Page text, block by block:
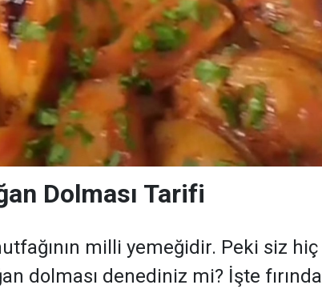
Dolması Tarifi
milli yemeğidir. Peki siz hiç
dolması denediniz mi? İşte fırında